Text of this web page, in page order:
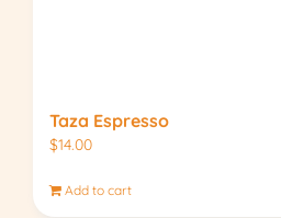
Taza Espresso
$14.00
Add to cart